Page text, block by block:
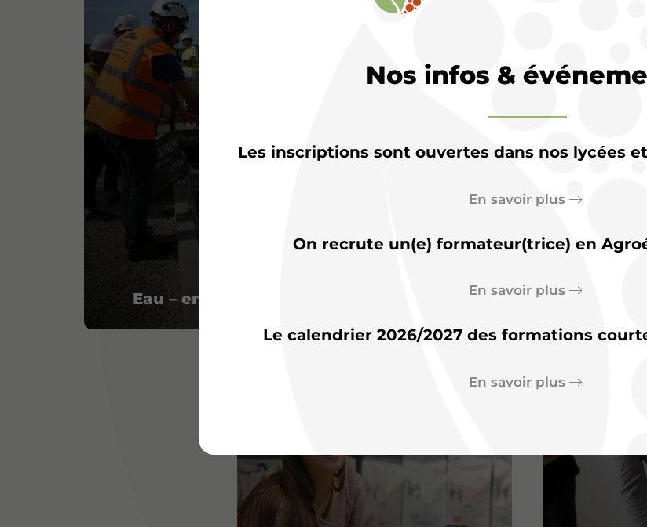
Eau – environnement Horticulture – maraichage
Nos infos &
Les inscriptions sont ouvertes dans nos lycées et
En savoir plus
On recrute un(e) formateur(trice) en
En savoir plus
Le calendrier 2026/2027 des formations
En savoir plus